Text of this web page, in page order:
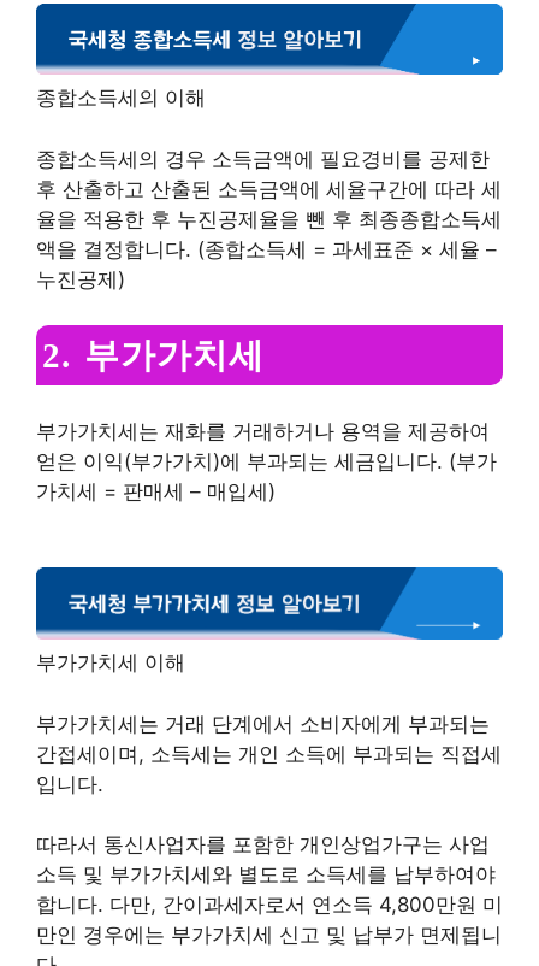
종합소득세의 이해
종합소득세의 경우 소득금액에 필요경비를 공제한
후 산출하고 산출된 소득금액에 세율구간에 따라 세
율을 적용한 후 누진공제율을 뺀 후 최종종합소득세
액을 결정합니다. (종합소득세 = 과세표준 × 세율 –
누진공제)
2. 부가가치세
부가가치세는 재화를 거래하거나 용역을 제공하여
얻은 이익(부가가치)에 부과되는 세금입니다. (부가
가치세 = 판매세 – 매입세)
부가가치세 이해
부가가치세는 거래 단계에서 소비자에게 부과되는
간접세이며, 소득세는 개인 소득에 부과되는 직접세
입니다.
따라서 통신사업자를 포함한 개인상업가구는 사업
소득 및 부가가치세와 별도로 소득세를 납부하여야
합니다. 다만, 간이과세자로서 연소득 4,800만원 미
만인 경우에는 부가가치세 신고 및 납부가 면제됩니